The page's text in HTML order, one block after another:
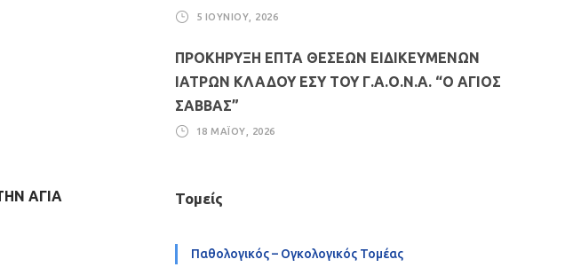
ΑΓΙΑ
5 ΙΟΥΝΊΟΥ, 2026
ΠΡΟΚΗΡΥΞΗ ΕΠΤΑ ΘΕΣΕΩΝ ΕΙΔΙΚΕΥΜΕΝΩΝ
ΙΑΤΡΩΝ ΚΛΑΔΟΥ ΕΣΥ ΤΟΥ Γ.Α.Ο.Ν.Α. “Ο ΑΓΙΟΣ
ΣΑΒΒΑΣ”
18 ΜΑΪ́ΟΥ, 2026
Τομείς
Παθολογικός – Ογκολογικός Τομέας